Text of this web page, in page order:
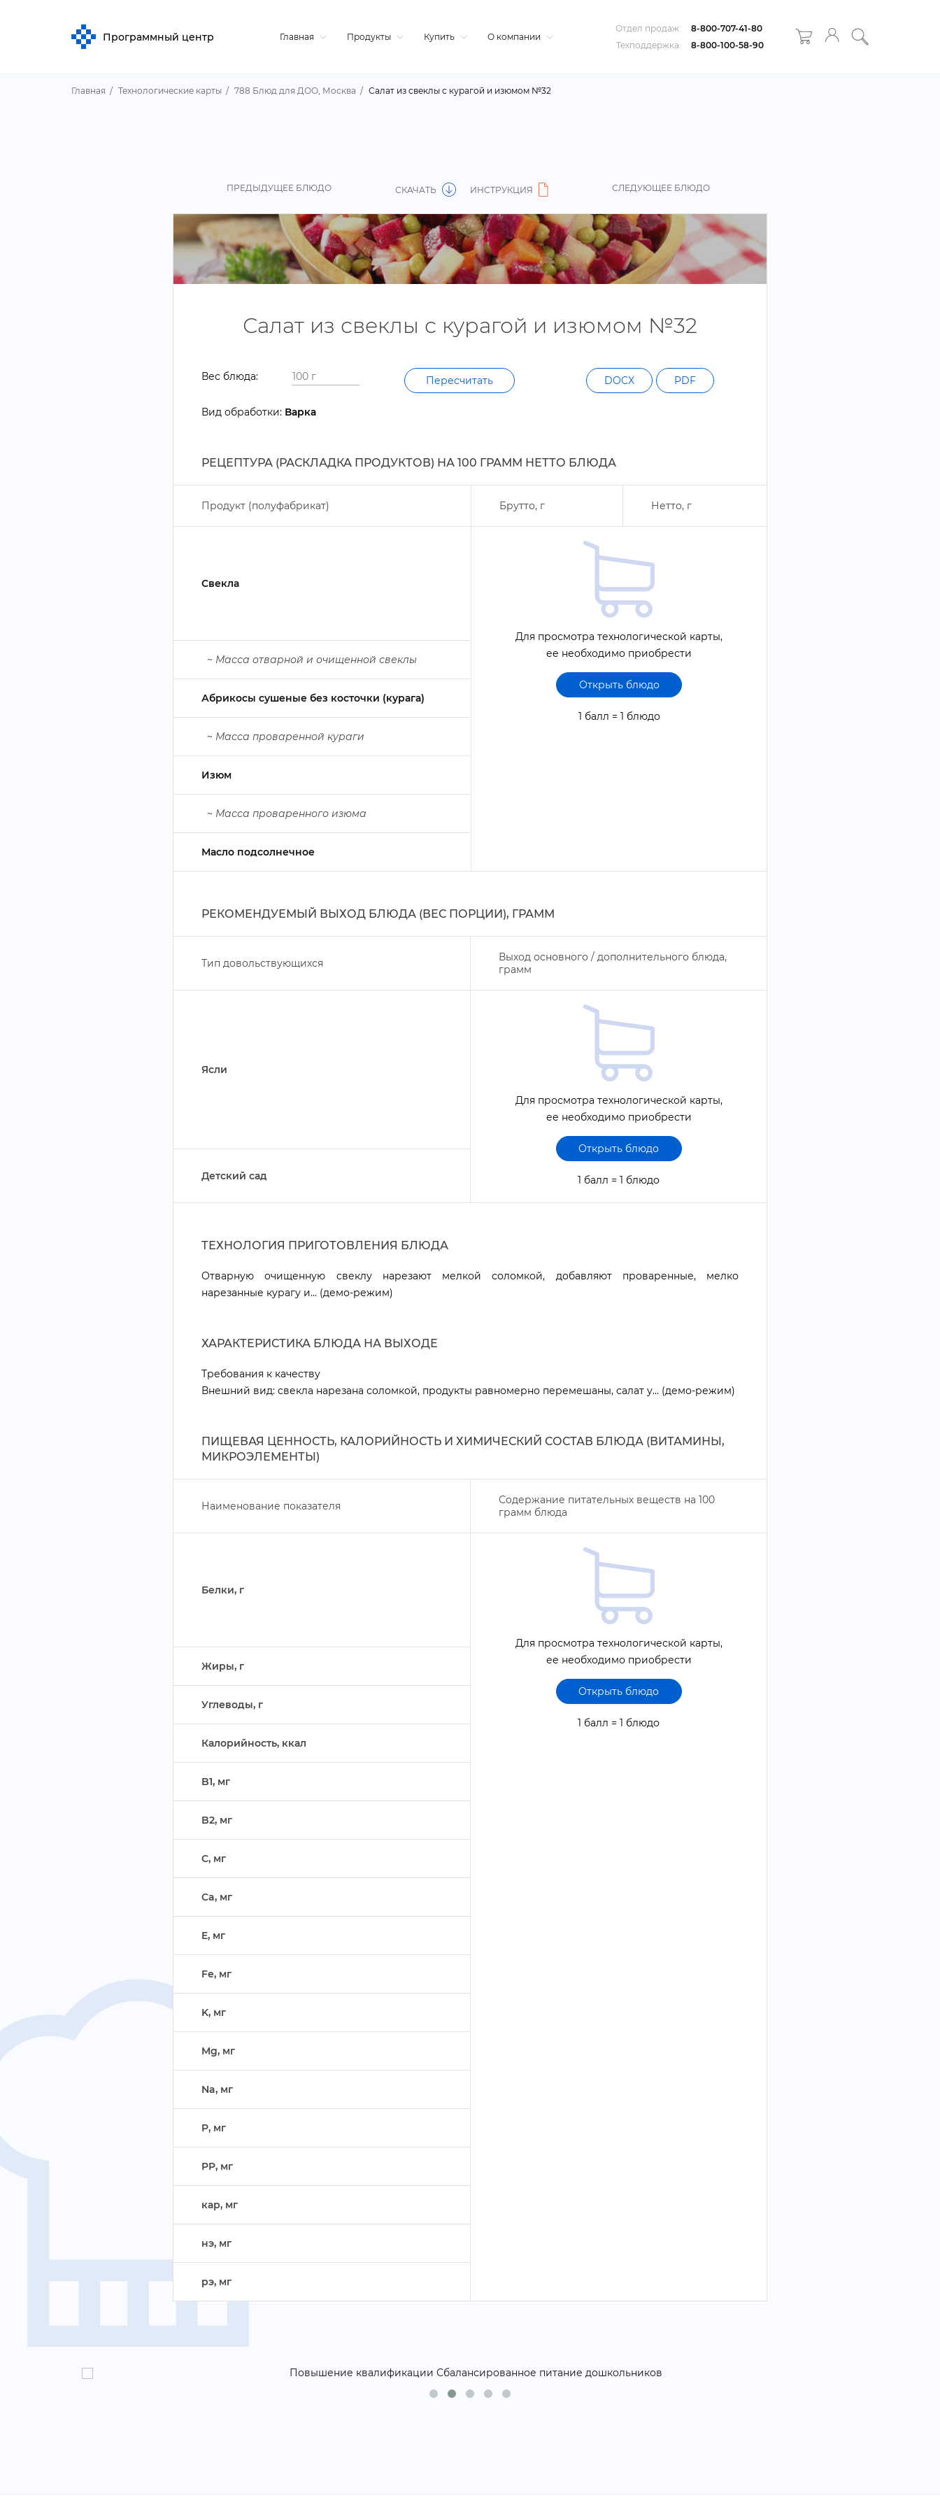
Программный центр Главная Продукты Купить О компании
Отдел продаж:
8-800-707-41-80
Техподдержка:
8-800-100-58-90
Главная Технологические карты 788 Блюд для ДОО, Москва Салат из свеклы с курагой и изюмом №32
ПРЕДЫДУЩЕЕ БЛЮДО СКАЧАТЬ ИНСТРУКЦИЯ СЛЕДУЮЩЕЕ БЛЮДО
Салат из свеклы с курагой и изюмом №32
ес блюда: Пересчитать DOCX PDF
ид обработки: арка
РЕЦЕПТУРА (РАСКЛАДКА ПРОДУКТОВ) НА 100 ГРАММ НЕТТО БЛЮДА
Продукт (полуфабрикат) Брутто, Нетто,
Свекла
Для просмотра технологической карты,
ее необходимо приобрести
Открыть блюдо
1 балл = 1 блюдо
~ Масса отварной и очищенной свеклы
Абрикосы сушеные без косточки (курага)
~ Масса проваренной кураги
Изюм
~ Масса проваренного изюма
Масло подсолнечное
РЕКОМЕНДУЕМЫЙ ВЫХОД БЛЮДА (ВЕС ПОРЦИИ), ГРАММ
Тип довольствующихся
ыход основного / дополнительного блюда,
рамм
Ясли
Для просмотра технологической карты,
ее необходимо приобрести
Открыть блюдо
1 балл = 1 блюдо
Детский сад
ТЕХНОЛОГИЯ ПРИГОТОВЛЕНИЯ БЛЮДА
Отварную очищенную свеклу нарезают мелкой соломкой, добавляют проваренные, мелко
нарезанные курагу и... (демо-режим)
ХАРАКТЕРИСТИКА БЛЮДА НА ВЫХОДЕ
Требования к качеству
нешний вид: свекла нарезана соломкой, продукты равномерно перемешаны, салат у... (демо-режим)
ПИЩЕВАЯ ЦЕННОСТЬ, КАЛОРИЙНОСТЬ И ХИМИЧЕСКИЙ СОСТАВ БЛЮДА (ВИТАМИНЫ,
МИКРОЭЛЕМЕНТЫ)
Наименование показателя Содержание питательных веществ на 100
рамм блюда
Белки,
Для просмотра технологической карты,
ее необходимо приобрести
Открыть блюдо
1 балл = 1 блюдо
Жиры,
Углеводы,
Калорийность, ккал
B1, м
B2, м
C, м
Ca, м
E, м
Fe, м
K, м
Mg, м
Na, м
P, м
PP, м
кар, м
нэ, м
рэ, м